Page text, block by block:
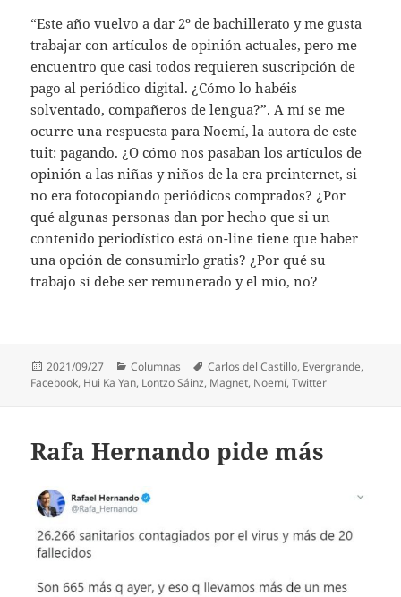
“Este año vuelvo a dar 2º de bachillerato y me gusta
trabajar con artículos de opinión actuales, pero me
encuentro que casi todos requieren suscripción de
pago al periódico digital. ¿Cómo lo habéis
solventado, compañeros de lengua?”. A mí se me
ocurre una respuesta para Noemí, la autora de este
tuit: pagando. ¿O cómo nos pasaban los artículos de
opinión a las niñas y niños de la era preinternet, si
no era fotocopiando periódicos comprados? ¿Por
qué algunas personas dan por hecho que si un
contenido periodístico está on-line tiene que haber
una opción de consumirlo gratis? ¿Por qué su
trabajo sí debe ser remunerado y el mío, no?
Publicado
el
2021/09/27 Categorías
Columnas Etiquetas
Carlos del Castillo, Evergrande,
Facebook, Hui Ka Yan, Lontzo Sáinz, Magnet, Noemí,Twitter
Rafa Hernando pide más